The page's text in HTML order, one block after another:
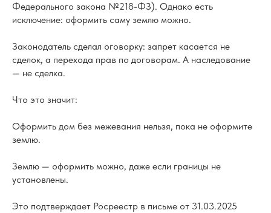
Федерального закона №218-ФЗ). Однако есть
исключение: оформить саму землю можно.
Законодатель сделал оговорку: запрет касается не
сделок, а перехода прав по договорам. А наследование
— не сделка.
Что это значит:
Оформить дом без межевания нельзя, пока не оформите
землю.
Землю — оформить можно, даже если границы не
установлены.
Это подтверждает Росреестр в письме от 31.03.2025